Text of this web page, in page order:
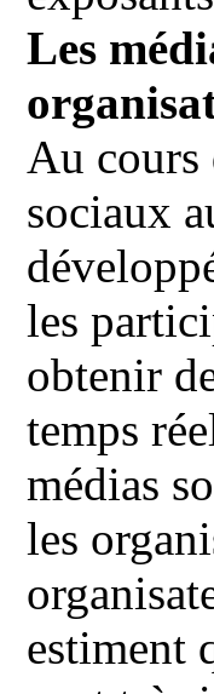
Les
Au cours
sociaux
les
obtenir
temps
médias
les
estiment